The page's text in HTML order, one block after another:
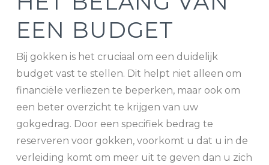
EEN BUDGET
Bij gokken is het cruciaal om een duidelijk
budget vast te stellen. Dit helpt niet alleen om
financiële verliezen te beperken, maar ook om
een beter overzicht te krijgen van uw
gokgedrag. Door een specifiek bedrag te
reserveren voor gokken, voorkomt u dat u in de
verleiding komt om meer uit te geven dan u zich